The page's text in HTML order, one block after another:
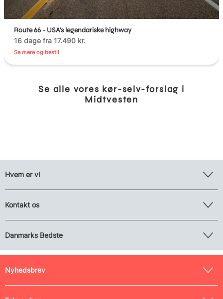
Route 66 - USA's legendariske highway
16 dage fra 17.490 kr.
Se mere og bestil
Se alle vores kør-selv-forslag i
Midtvesten
Hvem er vi
Kontakt os
Danmarks Bedste
Nyhedsbrev